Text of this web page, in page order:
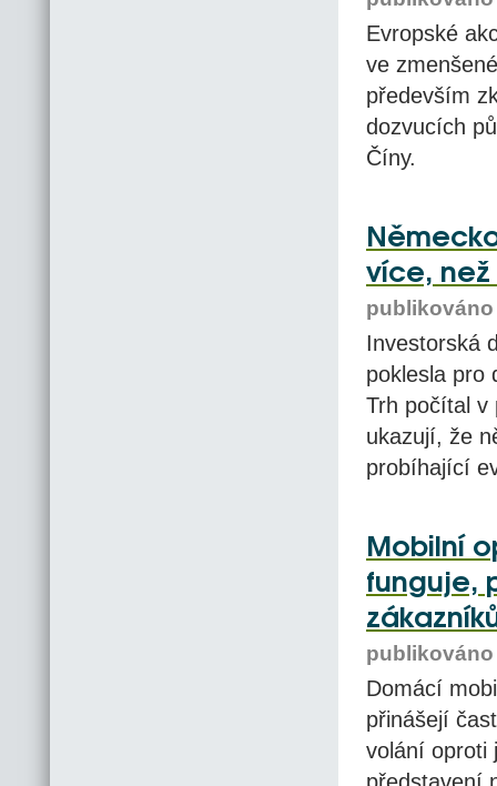
Evropské
ve
především
dozvucích
Číny.
více,
publikováno
Investorská
poklesla pro
Trh počítal v
ukazují, že
probíhající
Mobilní
funguje,
publikováno
Domácí
přinášejí
volání oproti